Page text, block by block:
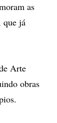
as
que já
Arte
obras